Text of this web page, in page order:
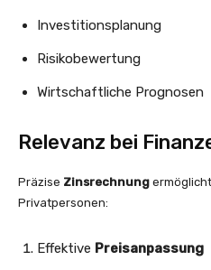
Investitionsplanung
Risikobewertung
Wirtschaftliche Prognosen
Relevanz bei
Präzise Zinsrechnung
Privatpersonen:
Effektive Preisanpassung